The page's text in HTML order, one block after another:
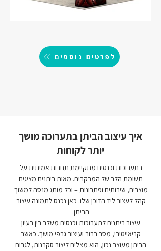
לפרטים נוספים
איך עיצוב הביתן בתערוכה מושך
יותר לקוחות
בתערוכות וכנסים מתקיימת תחרות אמיתית על
תשומת הלב של המבקרים. מאות ביתנים מציגים
מוצרים, שירותים ופתרונות – וכל מותג מנסה למשוך
קהל לעצור ליד הדוכן שלו. כאן נכנס לתמונה עיצוב
הביתן.
עיצוב ביתנים לתערוכות וכנסים משלב בין רעיון
קריאייטיבי, מסר ברור ועיצוב גרפי מושך. כאשר
הביתן מעוצב נכון, הוא מצליח ליצור סקרנות, לגרום